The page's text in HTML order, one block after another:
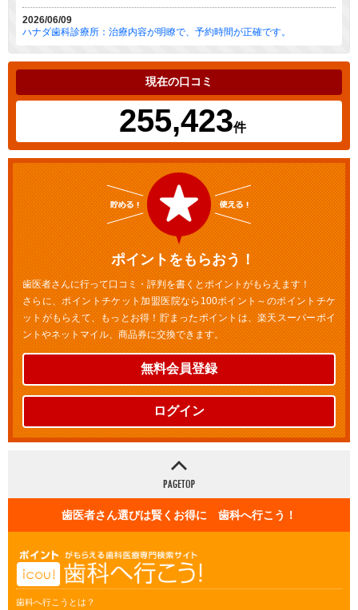
2026/06/09
ハナダ歯科診療所：治療内容が明瞭で、予約時間が正確です。
現在の口コミ
255,423件
ポイントをもらおう！
歯医者さんに行って口コミ・評判を書くとポイントがもらえます！
さらに、ポイントチケット加盟医院なら100ポイント～のポイントチケ
ットがもらえて、もっとお得！貯まったポイントは、楽天スーパーポイ
ントやネットマイル、商品券に交換できます。
無料会員登録
ログイン
歯医者さん選びは賢くお得に 歯科へ行こう！
歯科へ行こうとは？